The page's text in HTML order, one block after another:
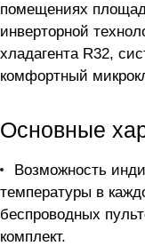
помещениях
инверторной
хладагента R32,
комфортный
Основные
Возможность
температуры в
беспроводных
комплект.